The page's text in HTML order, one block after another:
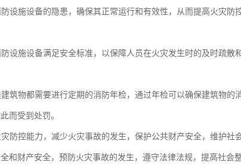
设施设备的隐患，确保其正常运行和有效性，从而提高火灾防
设施设备满足安全标准，以保障人员在火灾发生时的及时疏散
筑物都需要进行定期的消防年检，通过年检可以确保建筑物的
而受到处罚。
防控能力，减少火灾事故的发生，保护公共财产安全，维护社会
和财产安全，预防火灾事故的发生，遵守法律法规，提高社会